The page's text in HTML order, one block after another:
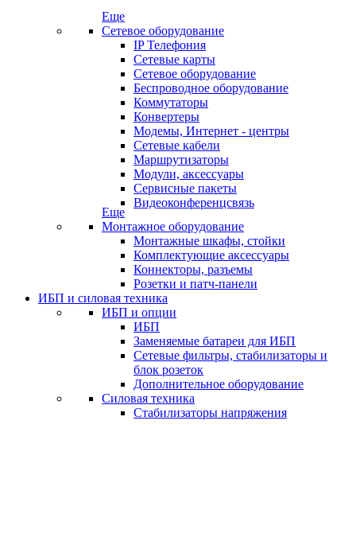
Еще
Сетевое оборудование
IP Телефония
Сетевые карты
Сетевое оборудование
Беспроводное оборудование
Коммутаторы
Конвертеры
Модемы, Интернет - центры
Сетевые кабели
Маршрутизаторы
Модули, аксессуары
Сервисные пакеты
Видеоконференцсвязь
Еще
Монтажное оборудование
Монтажные шкафы, стойки
Комплектующие аксессуары
Коннекторы, разъемы
Розетки и патч-панели
ИБП и силовая техника
ИБП и опции
ИБП
Заменяемые батареи для ИБП
Сетевые фильтры, стабилизаторы и
блок розеток
Дополнительное оборудование
Силовая техника
Стабилизаторы напряжения